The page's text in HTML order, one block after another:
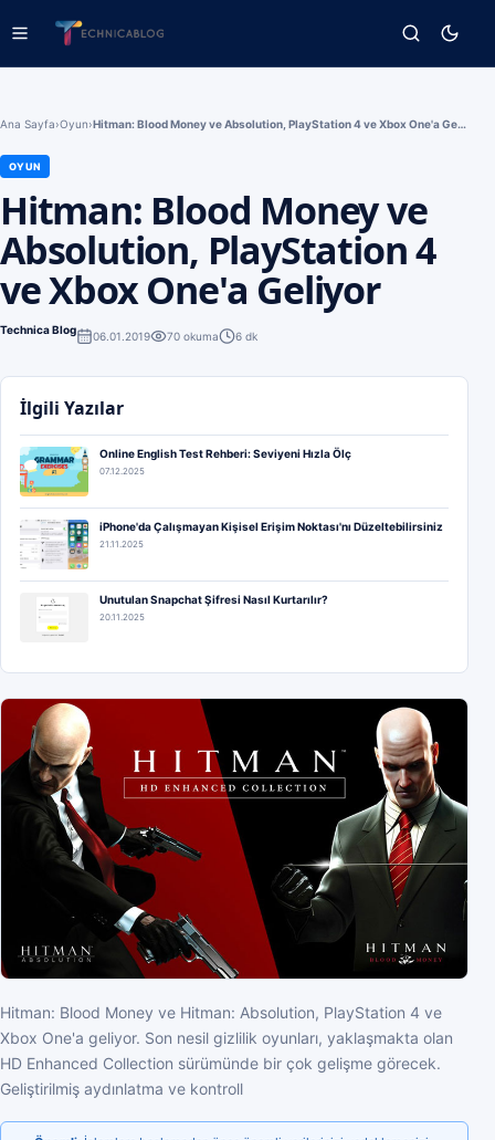
Ana Sayfa›Oyun› Hitman: Blood Money ve Absolution, PlayStation 4 ve Xbox One'a Geliyor
OYUN
Hitman: Blood Money ve
Absolution, PlayStation 4
ve Xbox One'a Geliyor
Technica Blog 06.01.2019 70 okuma 6 dk
Hitman: Blood Money ve Hitman: Absolution, PlayStation 4 ve
Xbox One'a geliyor. Son nesil gizlilik oyunları, yaklaşmakta olan
HD Enhanced Collection sürümünde bir çok gelişme görecek.
Geliştirilmiş aydınlatma ve kontroll
İlgili Yazılar
Online English Test Rehberi: Seviyeni Hızla Ölç
07.12.2025
iPhone'da Çalışmayan Kişisel Erişim Noktası'nı Düzeltebilirsiniz
21.11.2025
Unutulan Snapchat Şifresi Nasıl Kurtarılır?
20.11.2025